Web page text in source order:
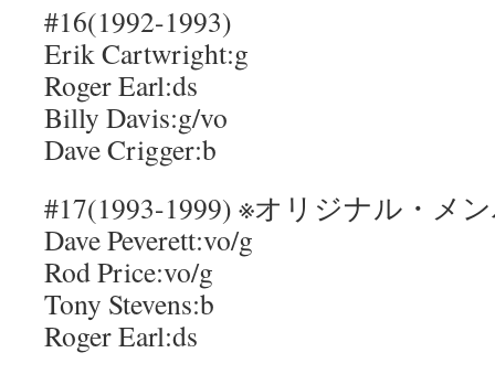
#16(1992-1993)
Erik Cartwright:g
Roger Earl:ds
Billy Davis:g/vo
Dave Crigger:b
#17(1993-1999) ※オリジナル・メ
Dave Peverett:vo/g
Rod Price:vo/g
Tony Stevens:b
Roger Earl:ds